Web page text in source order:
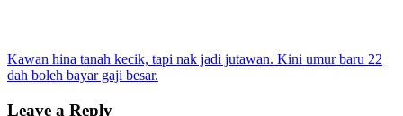
Post
navigation
Kawan hina tanah kecik, tapi nak jadi jutawan. Kini umur baru 22
dah boleh bayar gaji besar.
Leave a Reply